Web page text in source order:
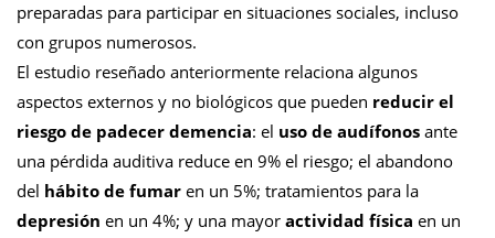
preparadas para participar en situaciones sociales, incluso
con grupos numerosos.
El estudio reseñado anteriormente relaciona algunos
aspectos externos y no biológicos que pueden reducir el
riesgo de padecer demencia: el uso de audífonos ante
una pérdida auditiva reduce en 9% el riesgo; el abandono
del hábito de fumar en un 5%; tratamientos para la
depresión en un 4%; y una mayor actividad física en un